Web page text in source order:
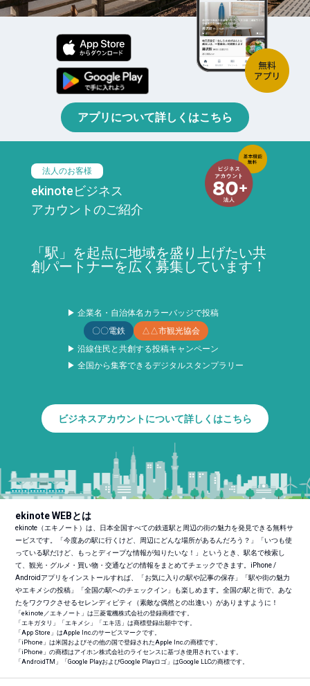
アプリについて詳しくはこちら
法人のお客様
ekinoteビジネス
アカウントのご紹介
「駅」を起点に地域を盛り上げたい共
創パートナーを広く募集しています！
▶ 企業名・自治体名カラーバッジで投稿
〇〇電鉄
△△市観光協会
▶ 沿線住民と共創する投稿キャンペーン
▶ 全国から集客できるデジタルスタンプラリー
ビジネスアカウントについて詳しくはこちら
ekinote WEBとは
ekinote（エキノート）は、日本全国すべての鉄道駅と周辺の街の魅力を発見できる無料サ
ービスです。「今度あの駅に行くけど、周辺にどんな場所があるんだろう？」「いつも使
っている駅だけど、もっとディープな情報が知りたいな！」というとき、駅名で検索し
て、観光・グルメ・買い物・交通などの情報をまとめてチェックできます。iPhone /
Androidアプリをインストールすれば、「お気に入りの駅や記事の保存」「駅や街の魅力
やエキメシの投稿」「全国の駅へのチェックイン」も楽しめます。全国の駅と街で、あな
たをワクワクさせるセレンディピティ（素敵な偶然との出逢い）がありますように！
「ekinote／エキノート」は三菱電機株式会社の登録商標です。
「エキガタリ」「エキメシ」「エキ活」は商標登録出願中です。
「App Store」はApple Inc.のサービスマークです。
「iPhone」は米国およびその他の国で登録されたApple Inc.の商標です。
「iPhone」の商標はアイホン株式会社のライセンスに基づき使用されています。
「AndroidTM 」「Google PlayおよびGoogle Playロゴ」はGoogle LLCの商標です。